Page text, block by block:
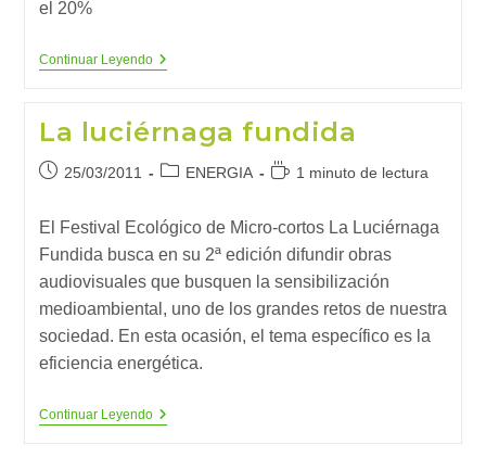
el 20%
Continuar LeyendoLa
2020
La luciérnaga fundida
Publicación
entrada:
25/03/2011
Categoría
la
entrada:
ENERGIA
Tiempo1 minuto de lectura
El Festival Ecológico de Micro-cortos La Luciérnaga
Fundida busca en su 2ª edición difundir obras
audiovisuales que busquen la sensibilización
medioambiental, uno de los grandes retos de nuestra
sociedad. En esta ocasión, el tema específico es la
eficiencia energética.
Continuar LeyendoLa